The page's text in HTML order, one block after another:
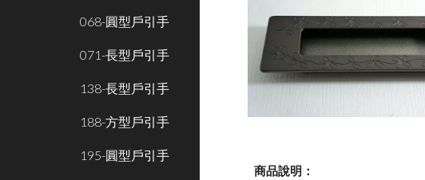
068-圓型戶引手
071-長型戶引手
138-長型戶引手
188-方型戶引手
195-圓型戶引手
商品說明：